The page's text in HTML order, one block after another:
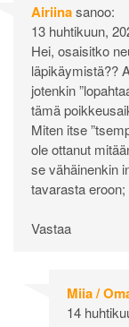
Airiinasanoo:
13 huhtikuun,
Hei, osaisitko
läpikäymistä??
jotenkin
tämä
Miten itse
ole ottanut
se vähäinenkin
tavarasta
Vastaa
Miia /
14